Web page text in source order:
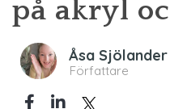
på akryl
Åsa Sjölander
Författare